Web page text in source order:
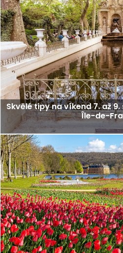
Skvělé tipy na víkend 7. až
Île-de-